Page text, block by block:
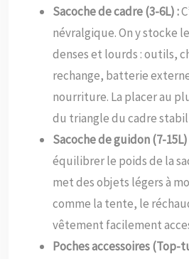
Sacoche de cadre (3-6L) :
névralgique. On y stocke
denses et lourds : outils,
rechange, batterie
nourriture. La placer au
du triangle du cadre
Sacoche de guidon (7-15L)
équilibrer le poids de la
met des objets légers à
comme la tente, le
vêtement facilement
Poches accessoires